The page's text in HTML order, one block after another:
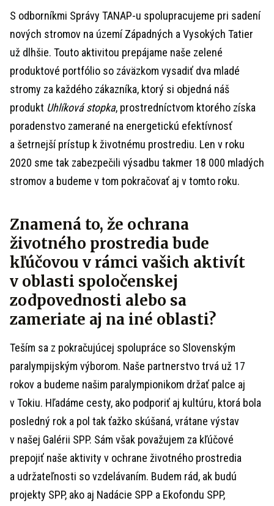
S odborníkmi Správy TANAP-u spolupracujeme pri sadení
nových stromov na území Západných a Vysokých Tatier
už dlhšie. Touto aktivitou prepájame naše zelené
produktové portfólio so záväzkom vysadiť dva mladé
stromy za každého zákazníka, ktorý si objedná náš
produkt Uhlíková stopka, prostredníctvom ktorého získa
poradenstvo zamerané na energetickú efektívnosť
a šetrnejší prístup k životnému prostrediu. Len v roku
2020 sme tak zabezpečili výsadbu takmer 18 000 mladých
stromov a budeme v tom pokračovať aj v tomto roku.
Znamená to, že ochrana
životného prostredia bude
kľúčovou v rámci vašich aktivít
v oblasti spoločenskej
zodpovednosti alebo sa
zameriate aj na iné oblasti?
Teším sa z pokračujúcej spolupráce so Slovenským
paralympijským výborom. Naše partnerstvo trvá už 17
rokov a budeme našim paralympionikom držať palce aj
v Tokiu. Hľadáme cesty, ako podporiť aj kultúru, ktorá bola
posledný rok a pol tak ťažko skúšaná, vrátane výstav
v našej Galérii SPP. Sám však považujem za kľúčové
prepojiť naše aktivity v ochrane životného prostredia
a udržateľnosti so vzdelávaním. Budem rád, ak budú
projekty SPP, ako aj Nadácie SPP a Ekofondu SPP,